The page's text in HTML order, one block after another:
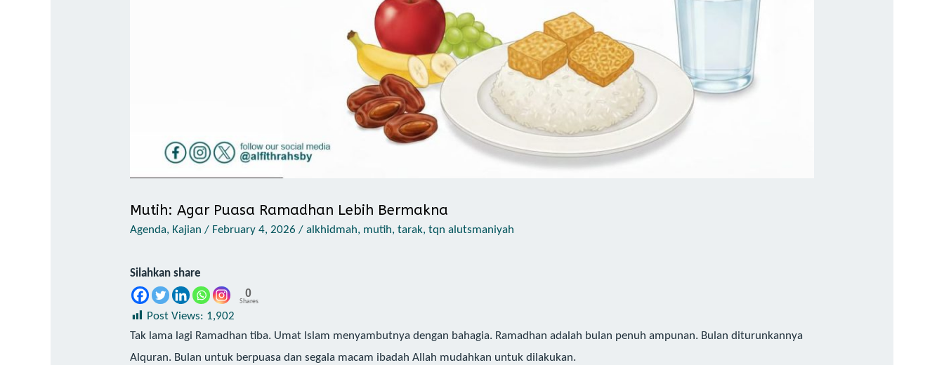
Mutih: Agar Puasa Ramadhan Lebih Bermakna
Agenda, Kajian / February 4, 2026 /alkhidmah, mutih,tarak,tqn alutsmaniyah
Silahkan share
0
Shares
Post Views: 1,902
Tak lama lagi Ramadhan tiba. Umat Islam menyambutnya dengan bahagia. Ramadhan adalah bulan penuh ampunan. Bulan diturunkannya
Alquran. Bulan untuk berpuasa dan segala macam ibadah Allah mudahkan untuk dilakukan.